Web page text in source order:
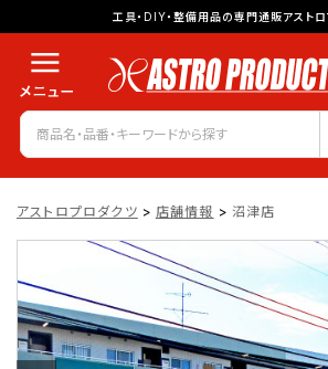
工具・DIY・整備用品の専門通販アスト
アストロプロダクツ > 店舗情報 > 沼津店